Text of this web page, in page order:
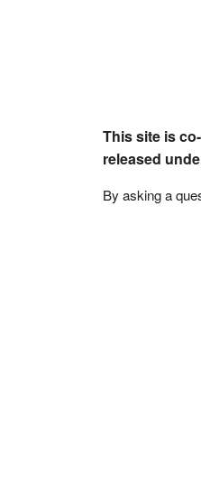
This site is
released
By asking a